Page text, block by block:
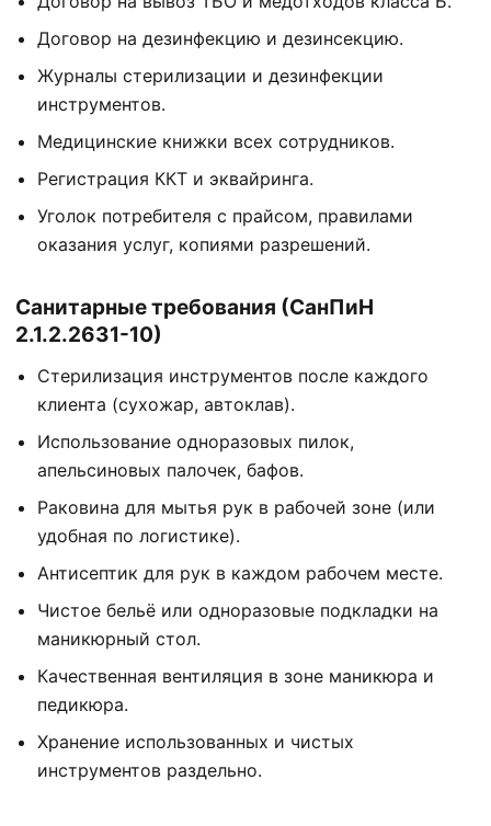
Договор на дезинфекцию и дезинсекцию.
Журналы стерилизации и дезинфекции
инструментов.
Медицинские книжки всех сотрудников.
Регистрация ККТ и эквайринга.
Уголок потребителя с прайсом, правилами
оказания услуг, копиями разрешений.
Санитарные требования (СанПиН
2.1.2.2631-10)
Стерилизация инструментов после каждого
клиента (сухожар, автоклав).
Использование одноразовых пилок,
апельсиновых палочек, бафов.
Раковина для мытья рук в рабочей зоне (или
удобная по логистике).
Антисептик для рук в каждом рабочем месте.
Чистое бельё или одноразовые подкладки на
маникюрный стол.
Качественная вентиляция в зоне маникюра и
педикюра.
Хранение использованных и чистых
инструментов раздельно.